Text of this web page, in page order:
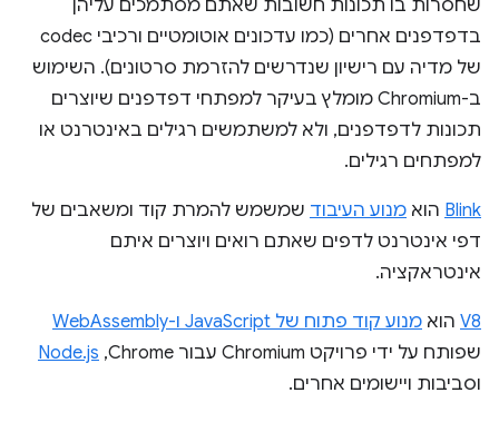
שחסרות בו תכונות חשובות שאתם מסתמכים עליהן
בדפדפנים אחרים (כמו עדכונים אוטומטיים ורכיבי codec
של מדיה עם רישיון שנדרשים להזרמת סרטונים). השימוש
ב-Chromium מומלץ בעיקר למפתחי דפדפנים שיוצרים
תכונות לדפדפנים, ולא למשתמשים רגילים באינטרנט או
למפתחים רגילים.
Blink הוא מנוע העיבוד שמשמש להמרת קוד ומשאבים של
דפי אינטרנט לדפים שאתם רואים ויוצרים איתם
אינטראקציה.
V8 הוא מנוע קוד פתוח של JavaScript ו-WebAssembly
שפותח על ידי פרויקט Chromium עבור Chrome,‏
Node.js
וסביבות ויישומים אחרים.